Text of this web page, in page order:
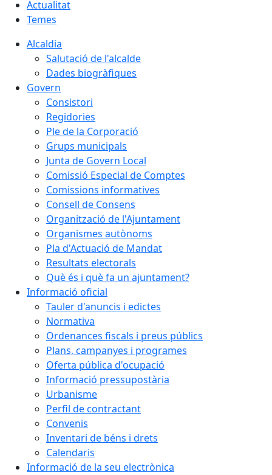
Actualitat
Temes
Alcaldia
Salutació de l'alcalde
Dades biogràfiques
Govern
Consistori
Regidories
Ple de la Corporació
Grups municipals
Junta de Govern Local
Comissió Especial de Comptes
Comissions informatives
Consell de Consens
Organització de l'Ajuntament
Organismes autònoms
Pla d'Actuació de Mandat
Resultats electorals
Què és i què fa un ajuntament?
Informació oficial
Tauler d'anuncis i edictes
Normativa
Ordenances fiscals i preus públics
Plans, campanyes i programes
Oferta pública d'ocupació
Informació pressupostària
Urbanisme
Perfil de contractant
Convenis
Inventari de béns i drets
Calendaris
Informació de la seu electrònica